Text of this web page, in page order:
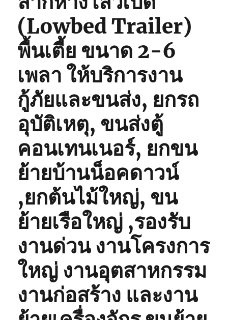
(Lowbed Trailer)
พื้นเตี้ย ขนาด 2-6
เพลา ให้บริการงาน
กู้ภัยและขนส่ง, ยกรถ
อุบัติเหตุ, ขนส่งตู้
คอนเทนเนอร์, ยกขน
ย้ายบ้านน็อคดาวน์
,ยกต้นไม้ใหญ่, ขน
ย้ายเรือใหญ่ ,รองรับ
งานด่วน งานโครงการ
ใหญ่ งานอุตสาหกรรม
งานก่อสร้าง และงาน